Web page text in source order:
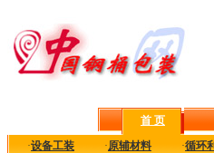
首 页
·设备工装 ·原辅材料 ·循环